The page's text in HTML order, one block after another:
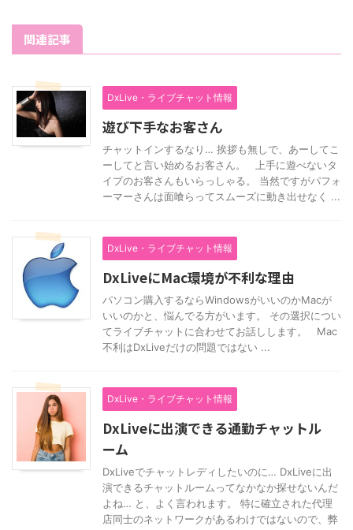
関連記事
DxLive・ライブチャット情報
遊び下手なお客さん
チャットインするなり… 挨拶も無しで、あーしてこ
ーしてと言い始めるお客さん。 上手に遊べないタ
イプのお客さんもいらっしゃる。 当然ですがパフォ
ーマーさんは面喰らってスムーズに動き出せなく ...
DxLive・ライブチャット情報
DxLiveにMac環境が不利な理由
パソコン購入するならWindowsがいいのかMacが
いいのかと、悩んでる方がいます。 その選択につい
てライブチャットに合わせてお話しします。 Mac
不利はDxLiveだけの問題ではない ...
DxLive・ライブチャット情報
DxLiveに出演できる通勤チャットル
ーム
DxLiveでチャットレディしたいのに… DxLiveに出
演できるチャットルームってなかなか探せないんだ
よね… と、よく言われます。 特に確立された代理
店同士のネットワークがあるわけではないので、弊